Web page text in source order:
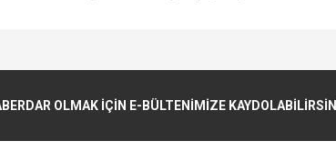
OLMAK İÇİN E-BÜLTENİMİZE